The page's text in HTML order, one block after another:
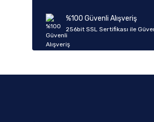
SONNE (2)
STABİLUS (2)
AE (1)
%100 Güvenli Alışveriş
256bit SSL Sertifikası ile